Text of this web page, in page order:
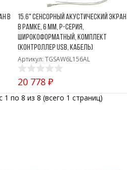
в
15.6" Сенсорный акустический экран
в рамке, 6 мм, P-серия,
широкоформатный, комплект
(контроллер USB, кабель)
Артикул: TGSAW6L156AL
20 778 ₽
1 по 8 из 8 (всего 1 страниц)